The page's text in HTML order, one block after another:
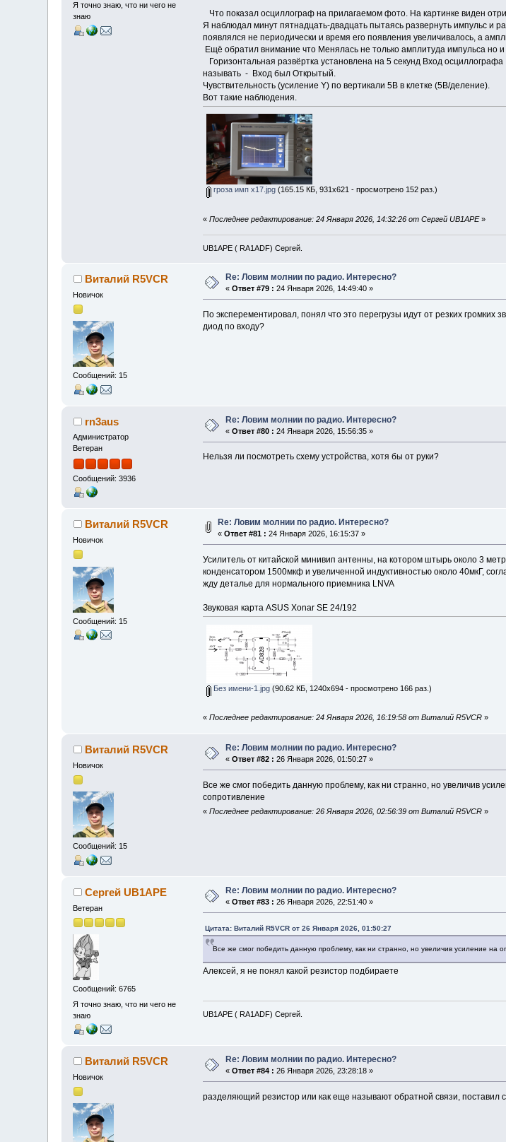
Я точно знаю, что ни чего не
знаю
Что показал осциллограф на прилагаемом фото. На картинке виден
Я наблюдал минут пятнадцать-двадцать пытаясь развернуть импульс и
появлялся не периодически и время его появления увеличивалось, а
Ещё обратил внимание что Менялась не только амплитуда импульса но
Горизонтальная развёртка установлена на 5 секунд Вход
называть - Вход был Открытый.
Чувствительность (усиление Y) по вертикали 5В в клетке (5В/деление).
Вот такие наблюдения.
гроза имп х17.jpg (165.15 КБ, 931x621 - просмотрено 152 раз.)
« Последнее редактирование: 24 Января 2026, 14:32:26 от Сергей UB1APE»
UB1APE ( RA1ADF) Сергей.
Виталий R5VCR
Новичок
Сообщений: 15
Re: Ловим молнии по радио. Интересно?
«Ответ #79 : 24 Января 2026, 14:49:40 »
По эксперементировал, понял что это перегрузы идут от резких громких
диод по входу?
rn3aus
Администратор
Ветеран
Сообщений: 3936
Re: Ловим молнии по радио. Интересно?
«Ответ #80 : 24 Января 2026, 15:56:35 »
Нельзя ли посмотреть схему устройства, хотя бы от руки?
Виталий R5VCR
Новичок
Сообщений: 15
Re: Ловим молнии по радио. Интересно?
«Ответ #81 : 24 Января 2026, 16:15:37 »
Усилитель от китайской минивип антенны, на котором штырь около 3
конденсатором 1500мкф и увеличенной индуктивностью около 40мкГ,
жду деталье для нормального приемника LNVA
Звуковая карта ASUS Xonar SE 24/192
Без имени-1.jpg (90.62 КБ, 1240x694 - просмотрено 166 раз.)
« Последнее редактирование: 24 Января 2026, 16:19:58 от Виталий R5VCR»
Виталий R5VCR
Новичок
Сообщений: 15
Re: Ловим молнии по радио. Интересно?
«Ответ #82 : 26 Января 2026, 01:50:27 »
Все же смог победить данную проблему, как ни странно, но увеличив
сопротивление
« Последнее редактирование: 26 Января 2026, 02:56:39 от Виталий R5VCR»
Сергей UB1APE
Ветеран
Сообщений: 6765
Я точно знаю, что ни чего не
знаю
Re: Ловим молнии по радио. Интересно?
«Ответ #83 : 26 Января 2026, 22:51:40 »
Цитата: Виталий R5VCR от 26 Января 2026, 01:50:27
Все же смог победить данную проблему, как ни странно, но увеличив усиление
Алексей, я не понял какой резистор подбираете
UB1APE ( RA1ADF) Сергей.
Виталий R5VCR
Новичок
Re: Ловим молнии по радио. Интересно?
«Ответ #84 : 26 Января 2026, 23:28:18 »
разделяющий резистор или как еще называют обратной связи, поставил